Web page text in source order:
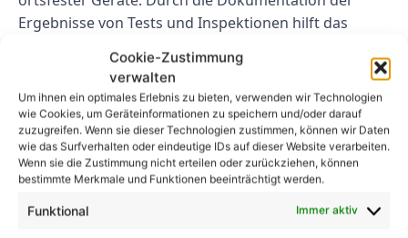
Cookie-Zustimmung
verwalten
Um ihnen ein optimales Erlebnis zu bieten, verwenden wir Technologien
wie Cookies, um Geräteinformationen zu speichern und/oder darauf
zuzugreifen. Wenn sie dieser Technologien zustimmen, können wir Daten
wie das Surfverhalten oder eindeutige IDs auf dieser Website verarbeiten.
Wenn sie die Zustimmung nicht erteilen oder zurückziehen, können
bestimmte Merkmale und Funktionen beeinträchtigt werden.
Funktional Immer aktiv
Ergebnisse von Tests und Inspektionen hilft das
Sicherheitsstandards entsprechen, den Vorschriften
entsprechen und ordnungsgemäß gewartet werden.
Es dient auch als Dokumentation der
Qualitätssicherung und zeigt, dass die Ausrüstung
von den zuständigen Behörden getestet und
genehmigt wurde. Daher ist es für Organisationen
wichtig, der Erstellung und Pflege von